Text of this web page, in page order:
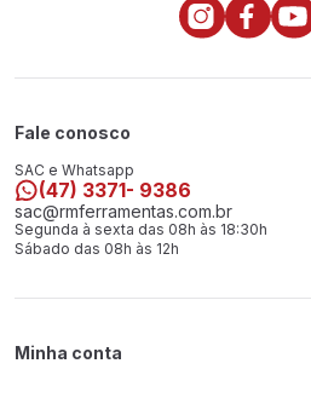
Fale conosco
SAC e Whatsapp
(47) 3371- 9386
sac@rmferramentas.com.br
Segunda à sexta das 08h às 18:30h
Sábado das 08h às 12h
Minha conta